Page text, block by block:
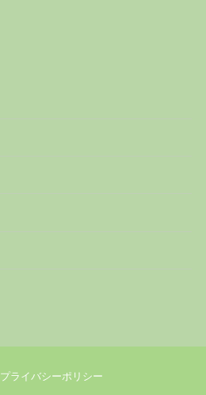
プライバシーポリシー